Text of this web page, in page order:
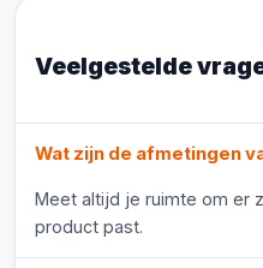
Veelgestelde
Wat zijn de afmetingen
Meet altijd je ruimte om er
product past.